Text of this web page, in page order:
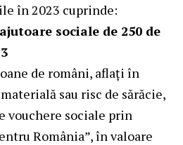
în 2023 cuprinde:
sociale de 250 de
de români, aflați în
sau risc de sărăcie,
vouchere sociale prin
România”, în valoare